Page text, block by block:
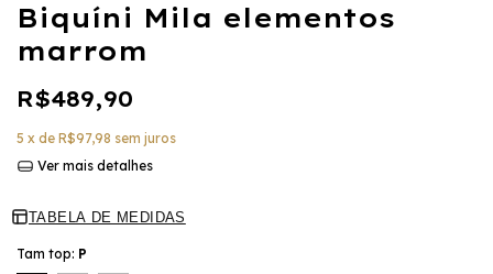
Biquíni Mila elementos
marrom
R$489,90
5 x de R$97,98 sem juros
Ver mais detalhes
TABELA DE MEDIDAS
Tam top: P